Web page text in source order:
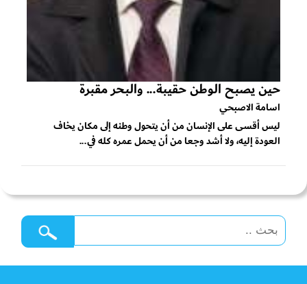
حين يصبح الوطن حقيبة... والبحر مقبرة
اسامة الاصبحي
ليس أقسى على الإنسان من أن يتحول وطنه إلى مكان يخاف
العودة إليه، ولا أشد وجعا من أن يحمل عمره كله في...